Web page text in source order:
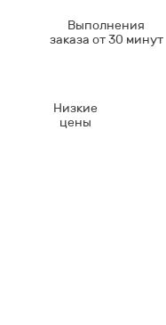
Выполнения
заказа от 30 минут
Низкие
цены